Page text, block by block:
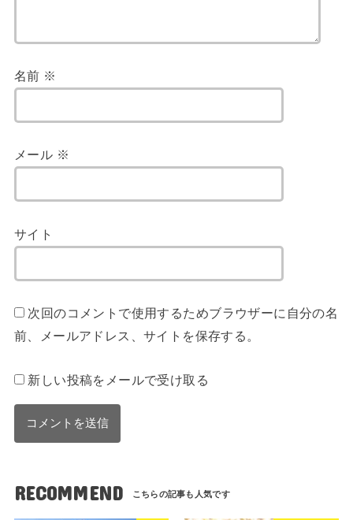
名前 ※
メール ※
サイト
次回のコメントで使用するためブラウザーに自分の名
前、メールアドレス、サイトを保存する。
新しい投稿をメールで受け取る
RECOMMEND